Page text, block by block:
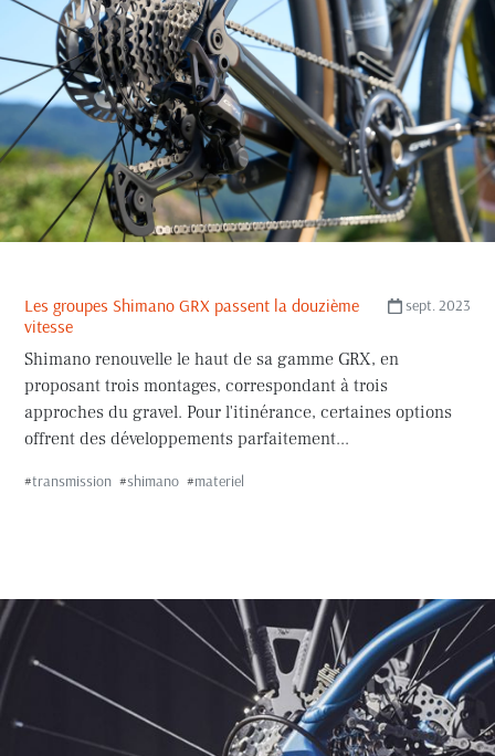
sept. 2023
Les groupes Shimano GRX passent la douzième
vitesse
Shimano renouvelle le haut de sa gamme GRX, en
proposant trois montages, correspondant à trois
approches du gravel. Pour l'itinérance, certaines options
offrent des développements parfaitement...
#transmission #shimano #materiel